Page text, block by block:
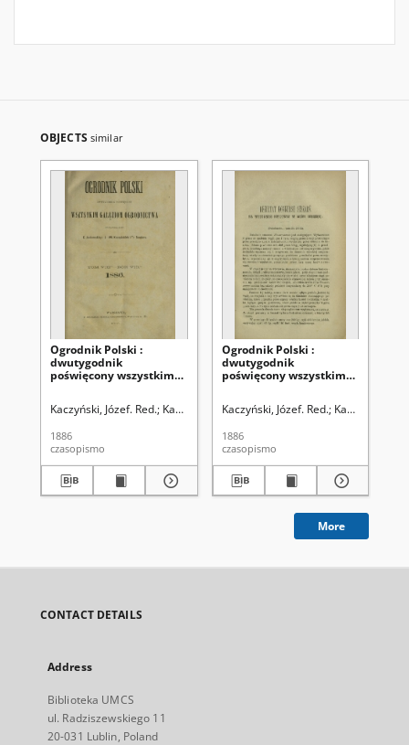
OBJECTS similar
Ogrodnik Polski :
dwutygodnik
poświęcony wszystkim
tomie ósmym
zawartym
Kaczyński, Józef. Red. Kaczyński, Władysław. Red. Szanior, Franciszek
1886
czasopismo
Ogrodnik Polski :
dwutygodnik
poświęcony wszystkim
Kaczyński, Józef. Red. Kaczyński,
1886
czasopismo
More
CONTACT DETAILS
Address
Biblioteka UMCS
ul. Radziszewskiego 11
20-031 Lublin, Poland